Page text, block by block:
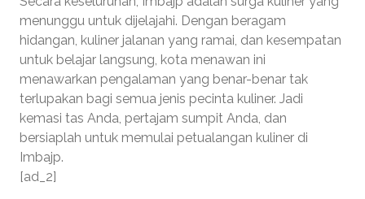
menunggu untuk dijelajahi. Dengan beragam
hidangan, kuliner jalanan yang ramai, dan kesempatan
untuk belajar langsung, kota menawan ini
menawarkan pengalaman yang benar-benar tak
terlupakan bagi semua jenis pecinta kuliner. Jadi
kemasi tas Anda, pertajam sumpit Anda, dan
bersiaplah untuk memulai petualangan kuliner di
Imbajp.
[ad_2]